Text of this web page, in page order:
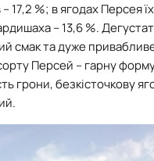
17,2 %; в ягодах Персея
– 13,6 %.
смак та дуже
Персей – гарну
грони, безкісточкову